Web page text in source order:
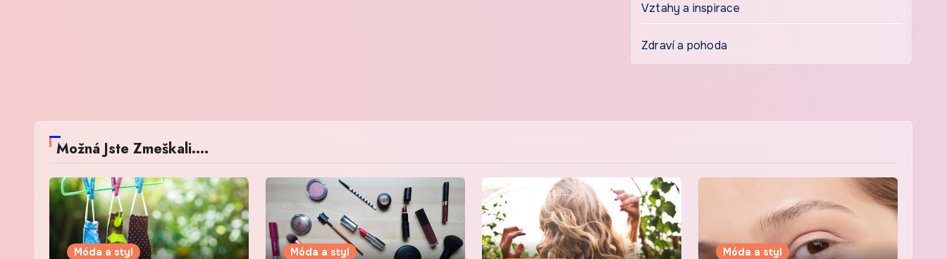
Vztahy a inspirace
Zdraví a pohoda
Možná Jste Zmeškali....
Móda a styl Móda a styl Móda a styl